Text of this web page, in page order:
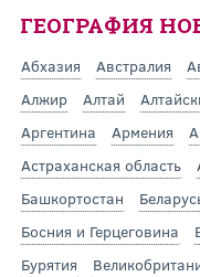
ГЕОГРАФИЯ
Абхазия Австралия
Алжир
Алтай
Аргентина
Армения
Астраханская область
Башкортостан
Босния и Герцеговина
Бурятия